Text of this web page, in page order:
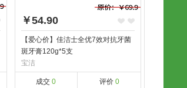
￥54.90
【爱心价】佳洁士全优7效对抗牙菌
斑牙膏120g*5支
宝洁
成交0 评价 0